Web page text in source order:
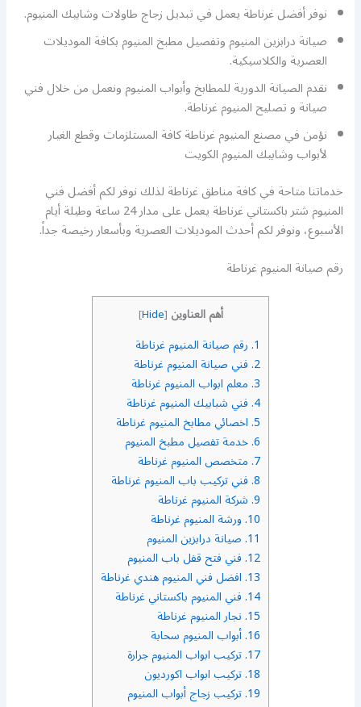
نوفر أفضل غرناطة يعمل في تبديل زجاج طاولات وشابيك المنيوم.
صيانة درابزين المنيوم وتفصيل مطبخ المنيوم بكافة الموديلات
العصرية والكلاسيكية.
نقدم الصيانة الدورية للمطابخ وأبواب المنيوم ونعمل من خلال فني
صيانة و تصليح المنيوم غرناطة.
نؤمن في مصنع المنيوم غرناطة كافة المستلزمات وقطع الغيار
لأبواب وشابيك المنيوم الكويت
خدماتنا متاحة في كافة مناطق غرناطة لذلك نوفر لكم أفضل فني
المنيوم شتر باكستاني غرناطة يعمل على مدار 24 ساعة وطيلة أيام
الأسبوع، ونوفر لكم أحدث الموديلات العصرية وبأسعار رخيصة جداً.
رقم صيانة المنيوم غرناطة
أهم العناوين [
Hide
]
1. رقم صيانة المنيوم غرناطة
2. فني صيانة المنيوم غرناطة
3. معلم ابواب المنيوم غرناطة
4. فني شبابيك المنيوم غرناطة
5. اخصائي مطابخ المنيوم غرناطة
6. خدمة تفصيل مطبخ المنيوم
7. متخصص المنيوم غرناطة
8. فني تركيب باب المنيوم غرناطة
9. شركة المنيوم غرناطة
10. ورشة المنيوم غرناطة
11. صيانة درابزين المنيوم
12. فني فتح قفل باب المنيوم
13. افضل فني المنيوم هندي غرناطة
14. فني المنيوم باكستاني غرناطة
15. نجار المنيوم غرناطة
16. أبواب المنيوم سحابة
17. تركيب ابواب المنيوم جرارة
18. تركيب ابواب اكورديون
19. تركيب زجاج أبواب المنيوم